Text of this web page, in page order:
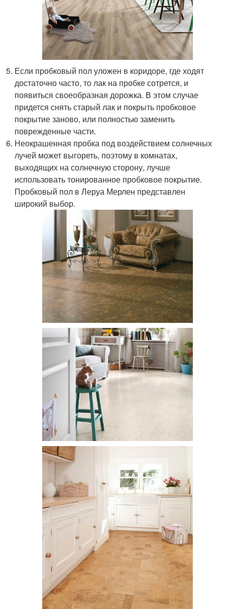
Если пробковый пол уложен в коридоре, где ходят
достаточно часто, то лак на пробке сотрется, и
появиться своеобразная дорожка. В этом случае
придется снять старый лак и покрыть пробковое
покрытие заново, или полностью заменить
поврежденные части.
Неокрашенная пробка под воздействием солнечных
лучей может выгореть, поэтому в комнатах,
выходящих на солнечную сторону, лучше
использовать тонированное пробковое покрытие.
Пробковый пол в Леруа Мерлен представлен
широкий выбор.